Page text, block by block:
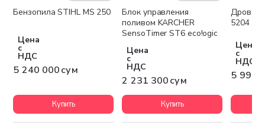
Бесплатная доставка
Бензопила STIHL MS 250
Цена
с
НДС
5 240 000 сум
Купить
Бесплатная доставка
Блок управления
поливом KARCHER
SensoTimer ST6 eco!ogic
Цена
с
НДС
2 231 300 сум
Купить
5204
Цена
с
НДС
5 994